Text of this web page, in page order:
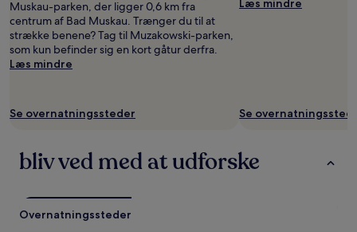
Muskau-parken, der ligger 0,6 km fra
centrum af Bad Muskau. Trænger du til at
strække benene? Tag til Muzakowski-parken,
som kun befinder sig en kort gåtur derfra.
Læs mindre
Se overnatningssteder
Læs mindre
Se
bliv ved med at udforske
Overnatningssteder